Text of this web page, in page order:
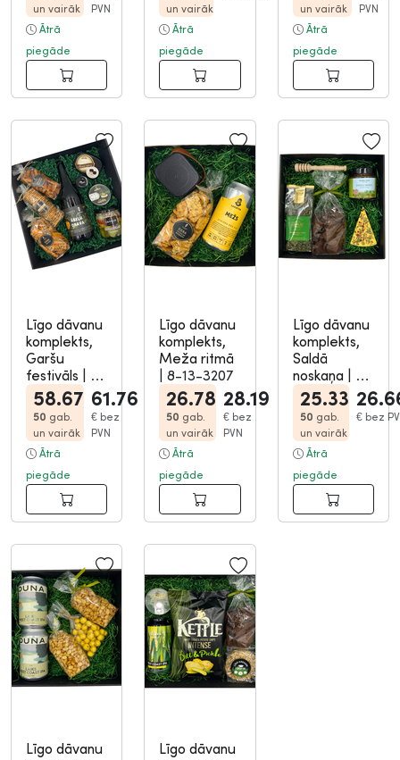
un vairāk
PVN
Ātrā
piegāde
un vairāk
Ātrā
piegāde
un vairāk
PVN
Ātrā
piegāde
Līgo dāvanu
komplekts,
Garšu
festivāls
8-
13-3213
58.67
50 gab.
un vairāk
61.76
€ bez
PVN
Ātrā
piegāde
Līgo dāvanu
komplekts,
Meža ritmā
|8-13-3207
26.78
50 gab.
un vairāk
28.19
€ bez
PVN
Ātrā
piegāde
Līgo dāvanu
komplekts,
Saldā
noskaņa
8-
13-3208
25.33
50 gab.
un vairāk
€ bez
Ātrā
piegāde
Līgo dāvanu
Līgo dāvanu